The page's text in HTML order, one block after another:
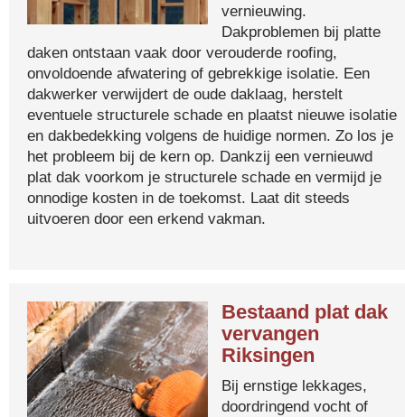
vernieuwing.
Dakproblemen bij platte
daken ontstaan vaak door verouderde roofing,
onvoldoende afwatering of gebrekkige isolatie. Een
dakwerker verwijdert de oude daklaag, herstelt
eventuele structurele schade en plaatst nieuwe isolatie
en dakbedekking volgens de huidige normen. Zo los je
het probleem bij de kern op. Dankzij een vernieuwd
plat dak voorkom je structurele schade en vermijd je
onnodige kosten in de toekomst. Laat dit steeds
uitvoeren door een erkend vakman.
Bestaand plat dak
vervangen
Riksingen
Bij ernstige lekkages,
doordringend vocht of